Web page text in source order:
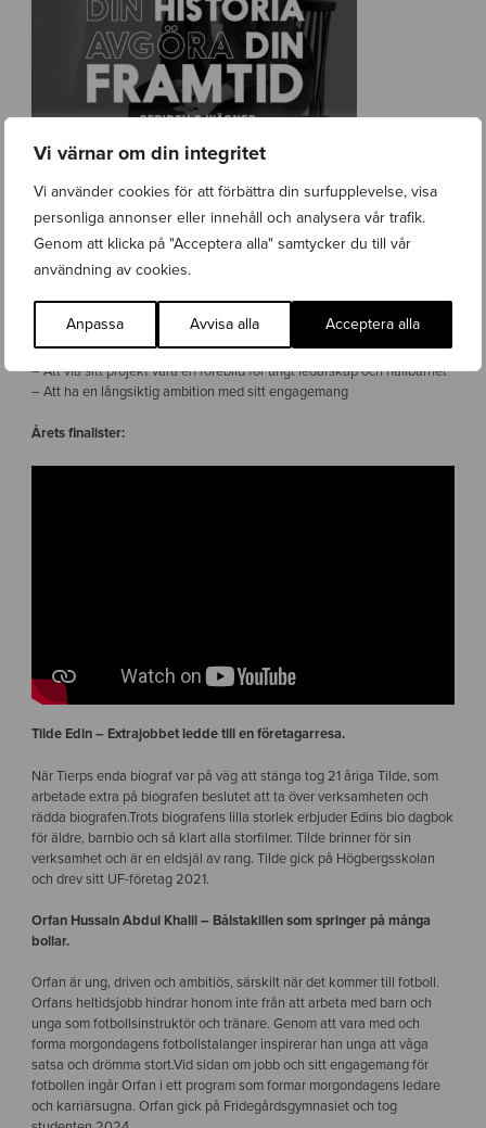
Vi värnar om din integritet
Vi använder cookies för att förbättra din surfupplevelse, visa
personliga annonser eller innehåll och analysera vår trafik.
Genom att klicka på "Acceptera alla" samtycker du till vår
användning av cookies.
Anpassa Avvisa alla Acceptera alla
Vinnaren får, förutom prissumman på 10.000kr, mentorskap, medial
spridning av sitt projekt och tillgång till det stora #GeTillbaka-
Kriterierna för att nominera eller ansöka var:
– Att vara under 35 år och vara medlem i UF-alumni nätverket
– Att via sitt projekt vara en förebild för ungt ledarskap och hållbarhet
– Att ha en långsiktig ambition med sitt engagemang
Årets finalister:
Tilde Edin – Extrajobbet ledde till en företagarresa.
När Tierps enda biograf var på väg att stänga tog 21 åriga Tilde, som
arbetade extra på biografen beslutet att ta över verksamheten och
rädda biografen.Trots biografens lilla storlek erbjuder Edins bio dagbok
för äldre, barnbio och så klart alla storfilmer. Tilde brinner för sin
verksamhet och är en eldsjäl av rang. Tilde gick på Högbergsskolan
och drev sitt UF-företag 2021.
Orfan Hussain Abdul Khalil – Bålstakillen som springer på många
bollar.
Orfan är ung, driven och ambitiös, särskilt när det kommer till fotboll.
Orfans heltidsjobb hindrar honom inte från att arbeta med barn och
unga som fotbollsinstruktör och tränare. Genom att vara med och
forma morgondagens fotbollstalanger inspirerar han unga att våga
satsa och drömma stort.Vid sidan om jobb och sitt engagemang för
fotbollen ingår Orfan i ett program som formar morgondagens ledare
och karriärsugna. Orfan gick på Fridegårdsgymnasiet och tog